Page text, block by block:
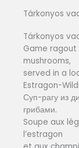
Tárkonyos
Tárkonyos
Game
mushrooms,
served in a
Estragon-
Суп-рагу из
грибами.
Soupe aux
l’estragon